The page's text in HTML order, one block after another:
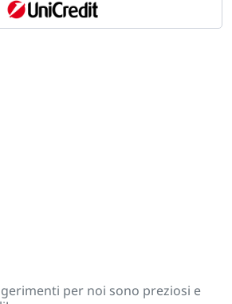
per noi sono preziosi e